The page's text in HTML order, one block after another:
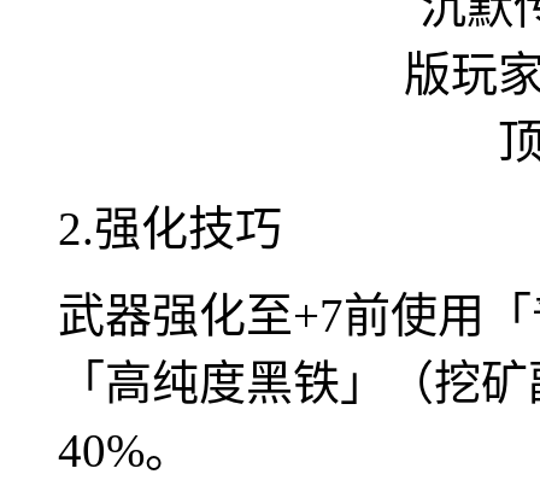
2.强化技巧
武器强化至+7前使用
「高纯度黑铁」（挖
40%。